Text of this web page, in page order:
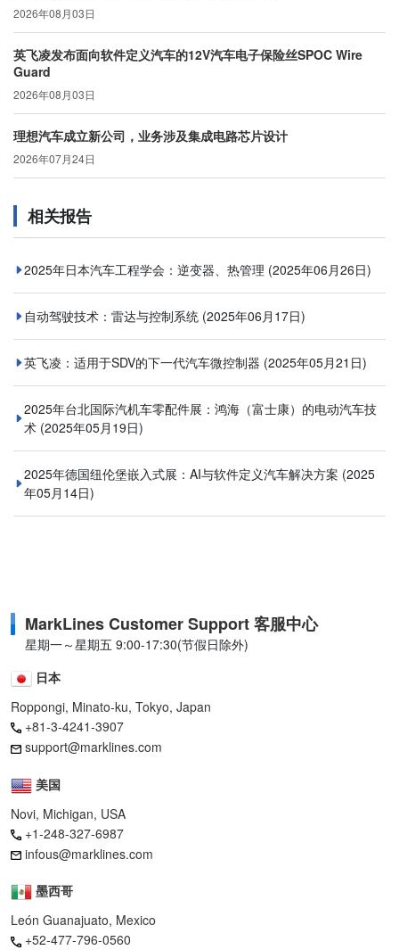
2026年08月03日
英飞凌发布面向软件定义汽车的12V汽车电子保险丝SPOC Wire
Guard
2026年08月03日
理想汽车成立新公司，业务涉及集成电路芯片设计
2026年07月24日
相关报告
2025年日本汽车工程学会：逆变器、热管理 (2025年06月26日)
自动驾驶技术：雷达与控制系统 (2025年06月17日)
英飞凌：适用于SDV的下一代汽车微控制器 (2025年05月21日)
2025年台北国际汽机车零配件展：鸿海（富士康）的电动汽车技
术 (2025年05月19日)
2025年德国纽伦堡嵌入式展：AI与软件定义汽车解决方案 (2025
年05月14日)
MarkLines Customer Support 客服中心
星期一～星期五 9:00-17:30(节假日除外)
日本
Roppongi, Minato-ku, Tokyo, Japan
+81-3-4241-3907
support@marklines.com
美国
Novi, Michigan, USA
+1-248-327-6987
infous@marklines.com
墨西哥
León Guanajuato, Mexico
+52-477-796-0560